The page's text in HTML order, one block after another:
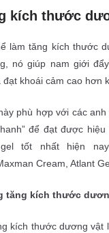
kích thước
làm tăng kích thước
nó giúp nam giới
khoái cảm cao hơn
phù hợp với các anh
để đạt được
tốt nhất hiện
Cream, Atlant
tăng kích thước
kích thước dương vật